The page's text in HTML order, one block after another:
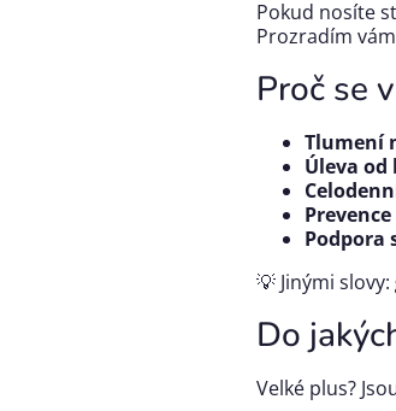
Pokud nosíte
Prozradím
Proč se
Tlumení
Úleva od
Podpora
💡 Jinými slovy:
Do
Velké plus?